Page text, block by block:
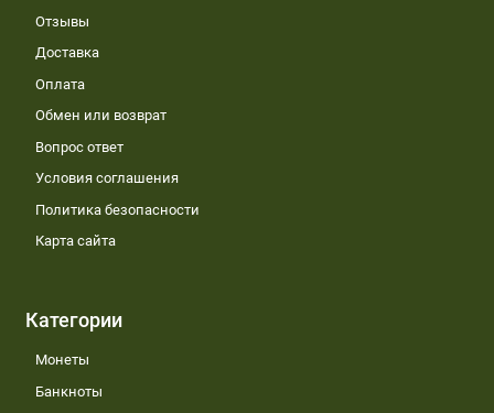
Отзывы
Доставка
Оплата
Обмен или возврат
Вопрос ответ
Условия соглашения
Политика безопасности
Карта сайта
Категории
Монеты
Банкноты